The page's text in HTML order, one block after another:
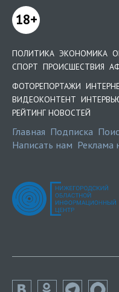
18+
ПОЛИТИКА ЭКОНОМИКА
СПОРТ ПРОИСШЕСТВИЯ
ФОТОРЕПОРТАЖИ
ВИДЕОКОНТЕНТ
РЕЙТИНГ НОВОСТЕЙ
Главная Подписка
Написать нам Реклама